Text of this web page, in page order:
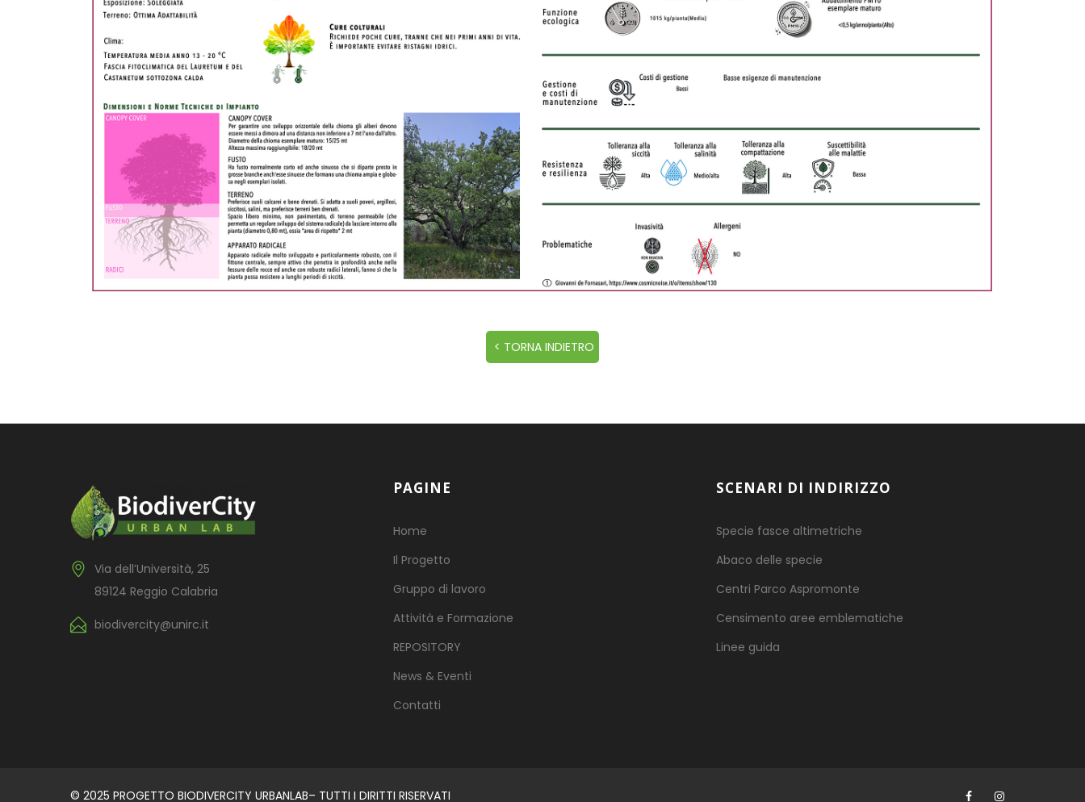
Via dell’Università, 25
89124 Reggio Calabria
biodivercity@unirc.it
PAGINE
Home
Il Progetto
Gruppo di lavoro
Attività e Formazione
REPOSITORY
News & Eventi
Contatti
SCENARI DI INDIRIZZO
Specie fasce altimetriche
Abaco delle specie
Centri Parco Aspromonte
Censimento aree emblematiche
Linee guida
© 2025 PROGETTO BIODIVERCITY URBANLAB– TUTTI I DIRITTI RISERVATI